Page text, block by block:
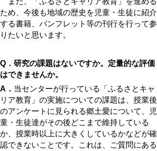
ため、今後も地域の歴史を児童・生徒に紹介
する書籍、パンフレット等の刊行を行って参
りたいと思います。
Q．研究の課題はないですか。定量的な評価
はできませんか。
A． 当センターが行っている「ふるさとキャ
リア教育」の実施についての課題は、授業後
のアンケートに見られる郷土愛について、児
童・生徒達がその後どこまで維持している
か、授業時以上に大きくしているかなどが確
認できないことです。これは、ご質問にある